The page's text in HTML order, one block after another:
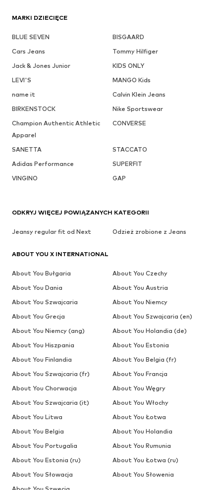
MARKI DZIECIĘCE
BLUE SEVEN
BISGAARD
Cars Jeans
Tommy Hilfiger
Jack & Jones Junior
KIDS ONLY
LEVI'S
MANGO Kids
name it
Calvin Klein Jeans
BIRKENSTOCK
Nike Sportswear
Champion Authentic Athletic
Apparel
CONVERSE
SANETTA
STACCATO
Adidas Performance
SUPERFIT
VINGINO
GAP
ODKRYJ WIĘCEJ POWIĄZANYCH KATEGORII
Jeansy regular fit od Next Odzież zrobione z Jeans
ABOUT YOU X INTERNATIONAL
About You Bułgaria
About You Czechy
About You Dania
About You Austria
About You Szwajcaria
About You Niemcy
About You Grecja
About You Szwajcaria (en)
About You Niemcy (ang)
About You Holandia (de)
About You Hiszpania
About You Estonia
About You Finlandia
About You Belgia (fr)
About You Szwajcaria (fr)
About You Francja
About You Chorwacja
About You Węgry
About You Szwajcaria (it)
About You Włochy
About You Litwa
About You Łotwa
About You Belgia
About You Holandia
About You Portugalia
About You Rumunia
About You Estonia (ru)
About You Łotwa (ru)
About You Słowacja
About You Słowenia